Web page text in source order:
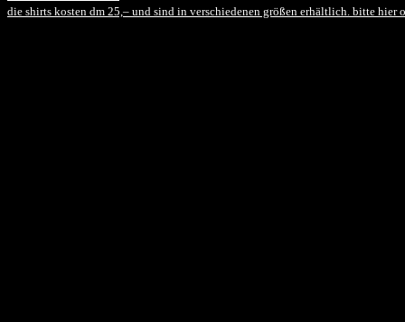
die shirts kosten dm 25,– und sind in verschiedenen größen erhältlich. bitte hier